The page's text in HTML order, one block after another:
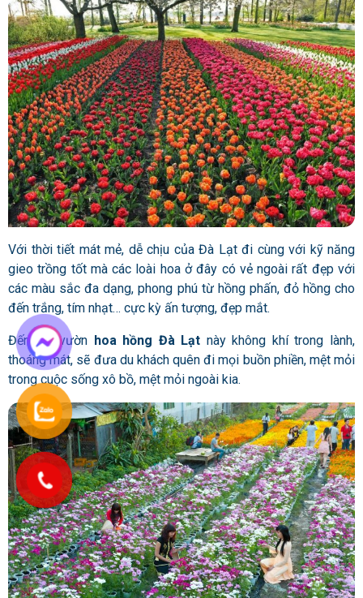
Với thời tiết mát mẻ, dễ chịu của Đà Lạt đi cùng với kỹ năng
gieo trồng tốt mà các loài hoa ở đây có vẻ ngoài rất đẹp với
các màu sắc đa dạng, phong phú từ hồng phấn, đỏ hồng cho
đến trắng, tím nhạt… cực kỳ ấn tượng, đẹp mắt.
Đến với vườn hoa hồng Đà Lạt này không khí trong lành,
thoáng mát, sẽ đưa du khách quên đi mọi buồn phiền, mệt mỏi
trong cuộc sống xô bồ, mệt mỏi ngoài kia.